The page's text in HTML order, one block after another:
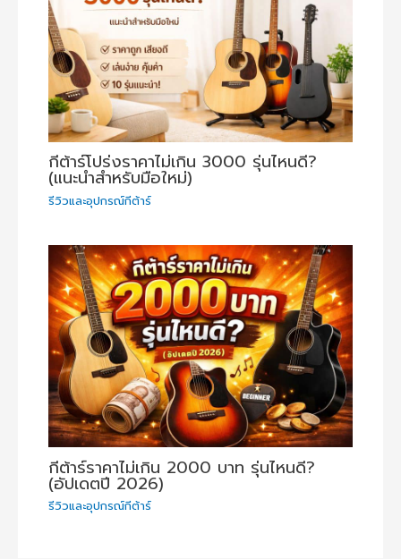
กีต้าร์โปร่งราคาไม่เกิน 3000 รุ่นไหนดี?
(แนะนำสำหรับมือใหม่)
รีวิวและอุปกรณ์กีต้าร์
กีต้าร์ราคาไม่เกิน 2000 บาท รุ่นไหนดี?
(อัปเดตปี 2026)
รีวิวและอุปกรณ์กีต้าร์